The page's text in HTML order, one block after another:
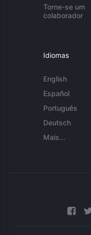
Torne-se um
colaborador
Idiomas
English
Español
Português
Deutsch
Mais...